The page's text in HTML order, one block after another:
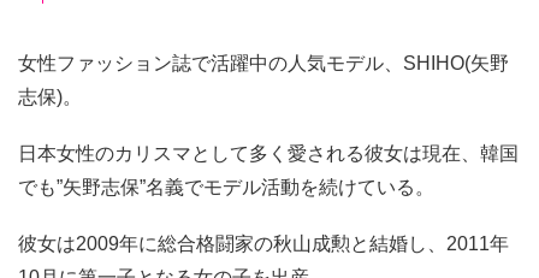
女性ファッション誌で活躍中の人気モデル、SHIHO(矢野
志保)。
日本女性のカリスマとして多く愛される彼女は現在、韓国
でも”矢野志保”名義でモデル活動を続けている。
彼女は2009年に総合格闘家の秋山成勲と結婚し、2011年